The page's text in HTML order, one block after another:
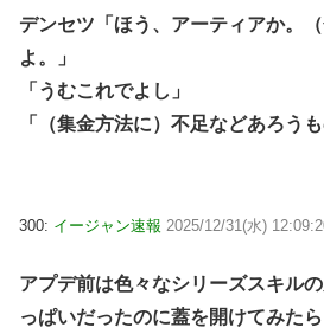
デンセツ「ほう、アーティアか。
よ。」
「うむこれでよし」
「（集金方法に）不足などあろうも
300: イージャン速報 2025/12/31(水)
アプデ前は色々なシリーズスキル
っぱいだったのに蓋を開けてみた